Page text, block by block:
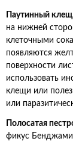
Паутинный
на нижней
клеточными
появляются
поверхности
использовать
клещи или
или
Полосатая
фикус